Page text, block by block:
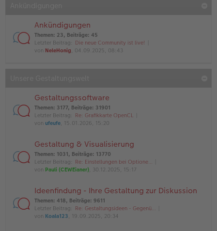
Ankündigungen
Themen: 23, Beiträge: 45
Letzter Beitrag: Die neue Community ist live!
von NeleHonig, 04.09.2025, 08:43
Gestaltungssoftware
Themen: 3177, Beiträge: 31901
Letzter Beitrag: Re: Grafikkarte OpenCL
von ufeufe, 15.01.2026, 15:20
Gestaltung & Visualisierung
Themen: 1031, Beiträge: 13770
Letzter Beitrag: Re: Einstellungen bei Optione…
von Pauli (CEWEianer), 30.12.2025, 15:17
Ideenfindung - Ihre Gestaltung zur Diskussion
Themen: 418, Beiträge: 9611
Letzter Beitrag: Re: Gestaltungsideen - Gegenü…
von Koala123, 19.09.2025, 20:34